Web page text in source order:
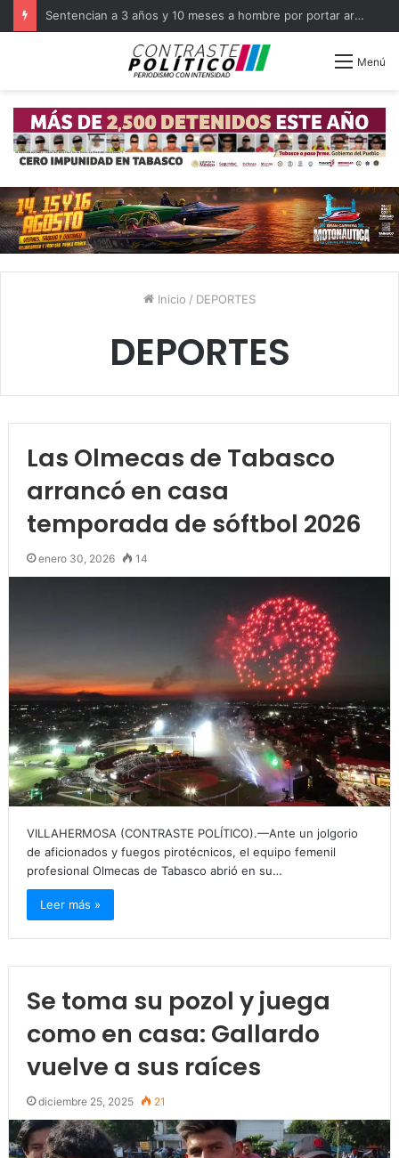
Sentencian a 3 años y 10 meses a hombre por portar arma en Balancán
Menú
Inicio / DEPORTES
DEPORTES
Las Olmecas de Tabasco
arrancó en casa
temporada de sóftbol 2026
enero 30, 2026 14
VILLAHERMOSA (CONTRASTE POLÍTICO).—Ante un jolgorio
de aficionados y fuegos pirotécnicos, el equipo femenil
profesional Olmecas de Tabasco abrió en su…
Leer más »
Se toma su pozol y juega
como en casa: Gallardo
vuelve a sus raíces
diciembre 25, 2025 21